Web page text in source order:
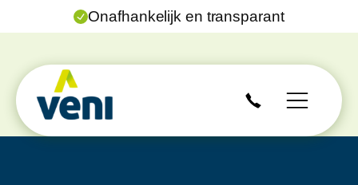
Onafhankelijk en transparant